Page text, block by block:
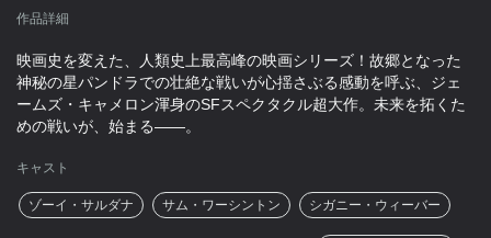
作品詳細
映画史を変えた、人類史上最高峰の映画シリーズ！故郷となった
神秘の星パンドラでの壮絶な戦いが心揺さぶる感動を呼ぶ、ジェ
ームズ・キャメロン渾身のSFスペクタクル超大作。未来を拓くた
めの戦いが、始まる――。
キャスト
ゾーイ・サルダナ サム・ワーシントン シガニー・ウィーバー